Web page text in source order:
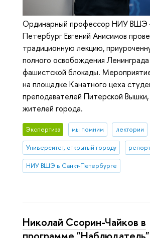
Ординарный профессор НИУ ВШЭ
Петербург Евгений Анисимов
традиционную лекцию,
полного освобождения
фашистской блокады.
на площадке Канатного цеха
преподавателей Питерской
жителей города.
Экспертиза мы помним лектории
Университет, открытый городу
НИУ ВШЭ в Санкт-Петербурге
Николай Ссорин-Чайков в